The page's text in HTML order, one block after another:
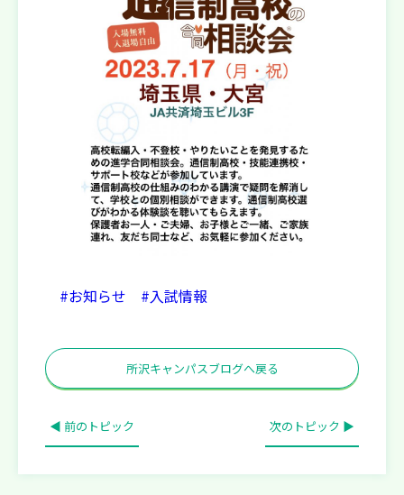
#お知らせ #入試情報
所沢キャンパスブログへ戻る
◀ 前のトピック 次のトピック ▶